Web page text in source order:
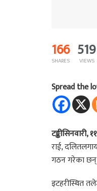
166
SHARES 519
VIEWS
Spread the
टङ्कीसिनवारी,
राई,
गठन गरेका छन्
इटहरीस्थित